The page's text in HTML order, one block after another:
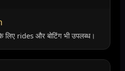
rides और बोटिंग भी उपलब्ध।